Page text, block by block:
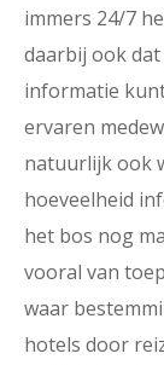
immers 24/7
daarbij ook
informatie
ervaren
natuurlijk ook
hoeveelheid
het bos nog
vooral van
waar
hotels door